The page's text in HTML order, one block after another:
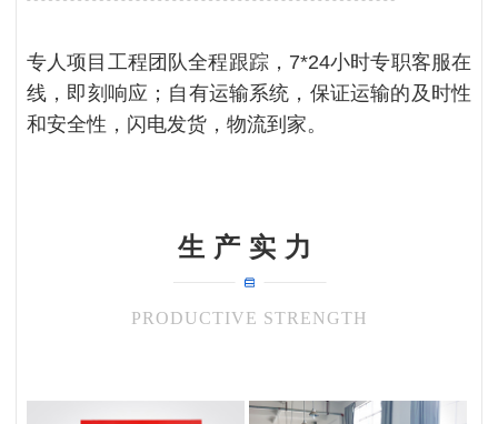
专人项目工程团队全程跟踪，7*24小时专职客服在
线，即刻响应；自有运输系统，保证运输的及时性
和安全性，闪电发货，物流到家。
生产实力
PRODUCTIVE STRENGTH